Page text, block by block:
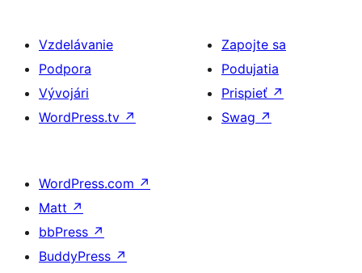
Vzdelávanie
Podpora
Vývojári
WordPress.tv ↗
Zapojte sa
Podujatia
Prispieť ↗
Swag ↗
WordPress.com ↗
Matt ↗
bbPress ↗
BuddyPress ↗